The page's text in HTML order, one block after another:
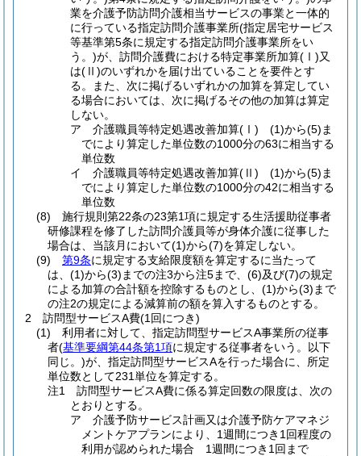
業を介護予防訪問介護相当サービスの事業と一体的
に行っている指定訪問介護事業所(指定居宅サービス
等基準第5条に規定する指定訪問介護事業所をい
う。)が、訪問介護費における特定事業所加算(Ⅰ)又
は(Ⅱ)のいずれかを届け出ていることを要件とす
る。また、次に掲げるいずれかの加算を算定してい
る場合においては、次に掲げるその他の加算は算定
しない。
ア 介護職員等特定処遇改善加算(Ⅰ) (1)から(5)ま
でにより算定した単位数の1000分の63に相当する
単位数
イ 介護職員等特定処遇改善加算(Ⅱ) (1)から(5)ま
でにより算定した単位数の1000分の42に相当する
単位数
(8) 施行規則第22条の23第1項に規定する生活援助従事者
研修課程を修了した訪問介護員等が身体介護に従事した
場合は、当該月において(1)から(7)を算定しない。
(9) 第9条に規定する支給限度額を算定するに当たって
は、(1)から(3)までの注3から注5まで、(6)及び(7)の規定
による加算の合計額を控除するものとし、(1)から(3)まで
の注2の規定による減算前の額を算入するものとする。
2 訪問型サービスA費(1回につき)
(1) 利用者に対して、指定訪問型サービスA事業所の従事
者(基準要綱第44条第1項に規定する従事者をいう。以下
同じ。)が、指定訪問型サービスAを行った場合に、所定
単位数として231単位を算定する。
注1 訪問型サービスA費に係る算定回数の限度は、次の
とおりとする。
ア 介護予防サービス計画又は介護予防ケアマネジ
メントケアプランにより、1週間につき1回程度の
利用が認められた場合 1週間につき1回まで